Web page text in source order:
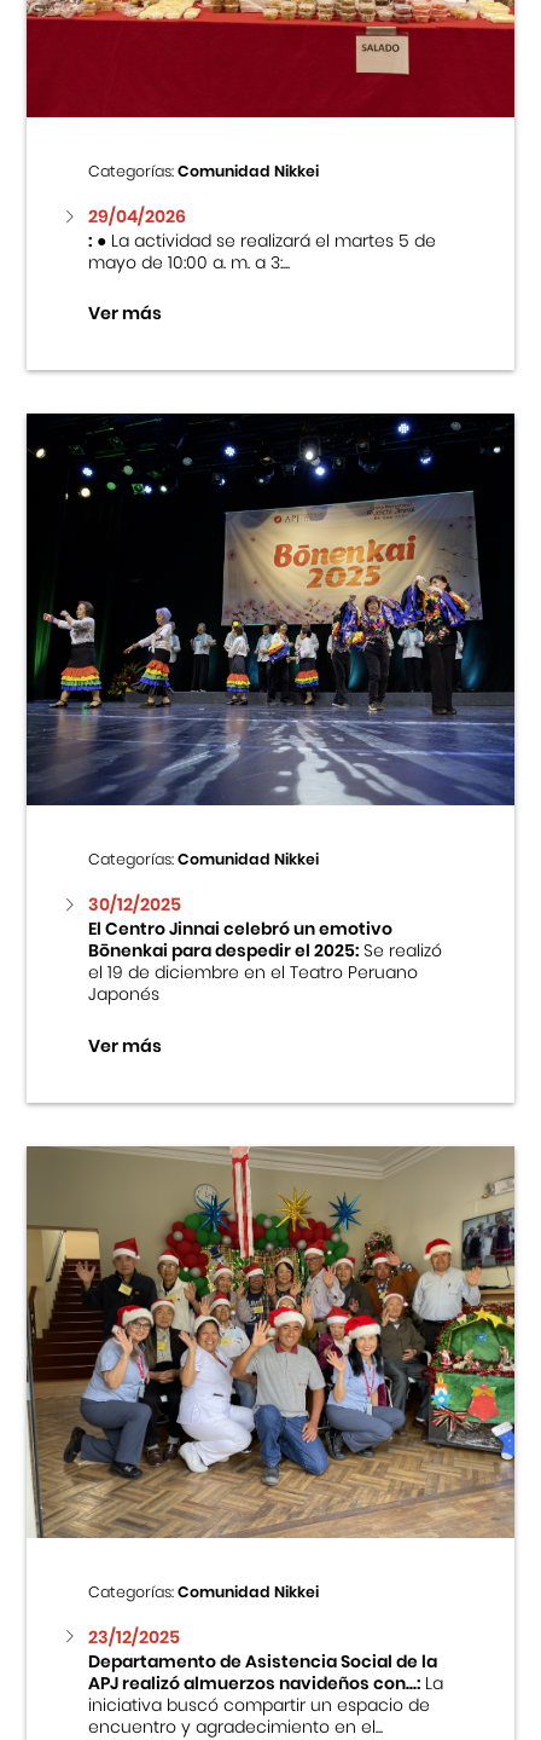
Centro Cultural Peruano Japonés
Museo de la Inmigración Japonesa
Fondo Editorial
Teatro Peruano Japonés
Categorías:Comunidad Nikkei
29/04/2026
:● La actividad se realizará el martes 5 de
mayo de 10:00 a. m. a 3:...
Ver más
Categorías:Comunidad Nikkei
30/12/2025
El Centro Jinnai celebró un emotivo
Bōnenkai para despedir el 2025:Se realizó
el 19 de diciembre en el Teatro Peruano
Japonés
Ver más
Categorías:Comunidad Nikkei
23/12/2025
Departamento de Asistencia Social de la
APJ realizó almuerzos navideños con...:La
iniciativa buscó compartir un espacio de
encuentro y agradecimiento en el...